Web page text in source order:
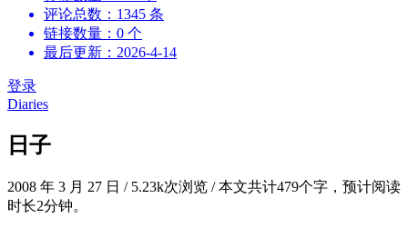
评论总数：1345 条
链接数量：0 个
最后更新：2026-4-14
登录
Diaries
日子
2008 年 3 月 27 日 /5.23k次浏览 /本文共计479个字，预计阅读
时长2分钟。